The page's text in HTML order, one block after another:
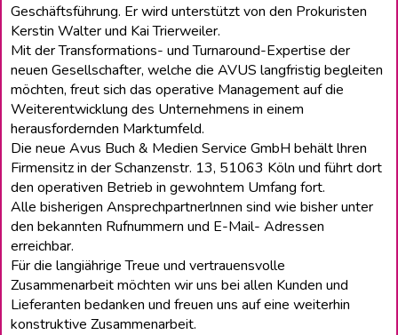
Geschäftsführung. Er wird unterstützt von den Prokuristen
Kerstin Walter und Kai Trierweiler.
Mit der Transformations- und Turnaround-Expertise der
neuen Gesellschafter, welche die AVUS langfristig begleiten
möchten, freut sich das operative Management auf die
Weiterentwicklung des Unternehmens in einem
herausfordernden Marktumfeld.
Die neue Avus Buch & Medien Service GmbH behält lhren
Firmensitz in der Schanzenstr. 13, 51063 Köln und führt dort
den operativen Betrieb in gewohntem Umfang fort.
Alle bisherigen Ansprechpartnerlnnen sind wie bisher unter
den bekannten Rufnummern und E-Mail- Adressen
erreichbar.
Für die langiährige Treue und vertrauensvolle
Zusammenarbeit möchten wir uns bei allen Kunden und
Lieferanten bedanken und freuen uns auf eine weiterhin
konstruktive Zusammenarbeit.